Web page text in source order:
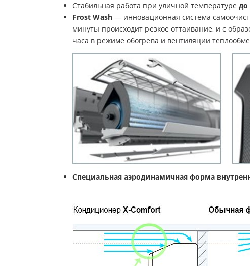
Стабильная работа при уличной температуре до
Frost Wash — инновационная система
минуты происходит резкое оттаивание, и с
часа в режиме обогрева и вентиляции
Специальная аэродинамичная форма